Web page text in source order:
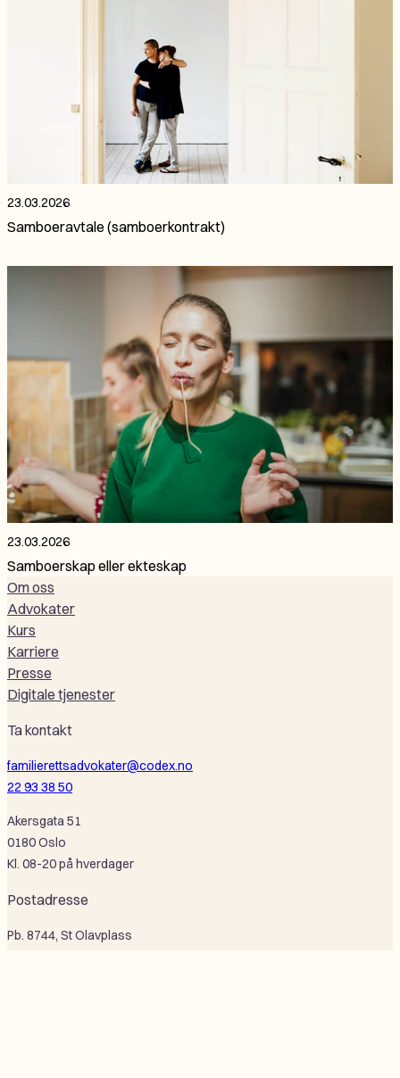
23.03.2026
Samboeravtale (samboerkontrakt)
23.03.2026
Samboerskap eller ekteskap
Ta kontakt
familierettsadvokater@codex.no
22 93 38 50
Akersgata 51
0180 Oslo
Kl. 08-20 på hverdager
Postadresse
Pb. 8744, St Olavplass
Om oss
Advokater
Kurs
Karriere
Presse
Digitale tjenester